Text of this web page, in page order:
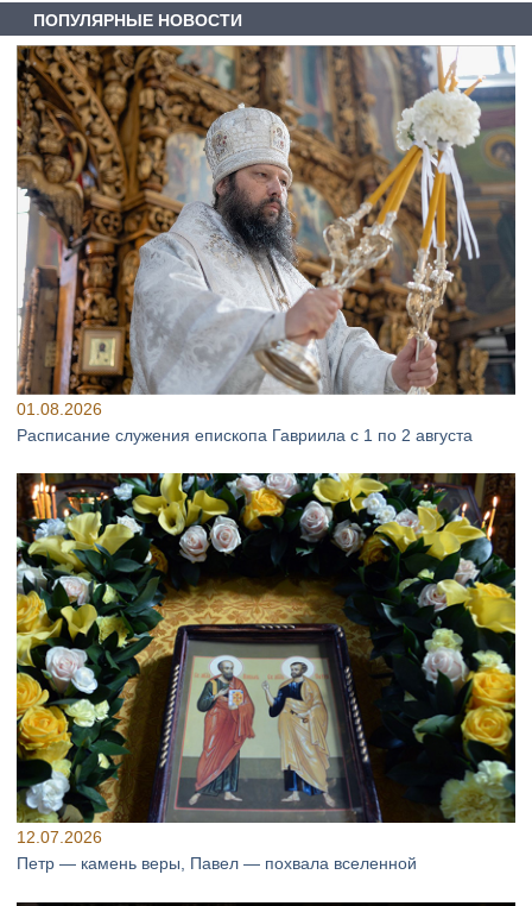
ПОПУЛЯРНЫЕ НОВОСТИ
01.08.2026
Расписание служения епископа Гавриила с 1 по 2 августа
12.07.2026
Петр — камень веры, Павел — похвала вселенной